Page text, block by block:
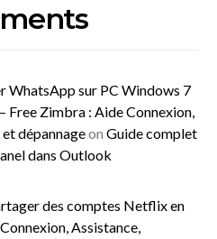
WhatsApp sur PC Windows 7
Zimbra : Aide Connexion,
dépannageon Guide complet
dans Outlook
des comptes Netflix en
Assistance,